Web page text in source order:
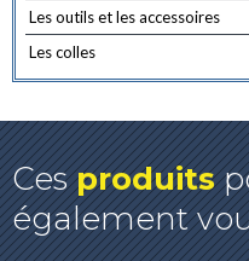
Les outils et les accessoires
Les colles
Cesproduits
également